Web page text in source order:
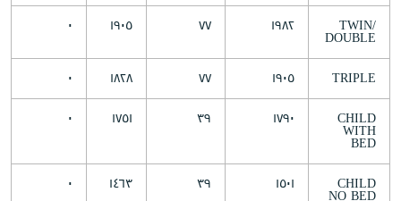
TWIN/
DOUBLE
١٩٨٢ ٧٧ ١٩٠٥ ٠
TRIPLE ١٩٠٥ ٧٧ ١٨٢٨
٠
CHILD
WITH
BED
١٧٩٠ ٣٩ ١٧٥١ ٠
CHILD
NO BED
١٥٠١ ٣٩ ١٤٦٣ ٠